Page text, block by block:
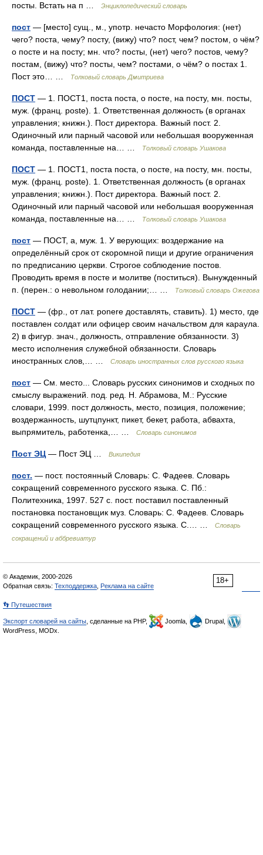
посты. Встать на п …
Энциклопедический словарь
пост — [место] сущ., м., употр. нечасто Морфология: (нет)
чего? поста, чему? посту, (вижу) что? пост, чем? постом, о чём?
о посте и на посту; мн. что? посты, (нет) чего? постов, чему?
постам, (вижу) что? посты, чем? постами, о чём? о постах 1.
Пост это… …
Толковый словарь Дмитриева
ПОСТ — 1. ПОСТ1, поста поста, о посте, на посту, мн. посты,
муж. (франц. poste). 1. Ответственная должность (в органах
управления; книжн.). Пост директора. Важный пост. 2.
Одиночный или парный часовой или небольшая вооруженная
команда, поставленные на… …
Толковый словарь Ушакова
ПОСТ — 1. ПОСТ1, поста поста, о посте, на посту, мн. посты,
муж. (франц. poste). 1. Ответственная должность (в органах
управления; книжн.). Пост директора. Важный пост. 2.
Одиночный или парный часовой или небольшая вооруженная
команда, поставленные на… …
Толковый словарь Ушакова
пост — ПОСТ, а, муж. 1. У верующих: воздержание на
определённый срок от скоромной пищи и другие ограничения
по предписанию церкви. Строгое соблюдение постов.
Проводить время в посте и молитве (поститься). Вынужденный
п. (перен.: о невольном голодании;… …
Толковый словарь Ожегова
ПОСТ — (фр., от лат. ponere доставлять, ставить). 1) место, где
поставлен солдат или офицер своим начальством для караула.
2) в фигур. знач., должность, отправление обязанности. 3)
место исполнения служебной обязанности. Словарь
иностранных слов,… …
Словарь иностранных слов русского языка
пост — См. место... Словарь русских синонимов и сходных по
смыслу выражений. под. ред. Н. Абрамова, М.: Русские
словари, 1999. пост должность, место, позиция, положение;
воздержанность, шутцпункт, пикет, бекет, работа, абвахта,
выпрямитель, работенка,… …
Словарь синонимов
Пост ЭЦ — Пост ЭЦ … Википедия
пост. — пост. постоянный Словарь: С. Фадеев. Словарь
сокращений современного русского языка. С. Пб.:
Политехника, 1997. 527 с. пост. поставил поставленный
постановка постановщик муз. Словарь: С. Фадеев. Словарь
сокращений современного русского языка. С.… …
Словарь
сокращений и аббревиатур
18+
© Академик, 2000-2026
Обратная связь: Техподдержка Реклама на сайте
👣 Путешествия
Экспорт словарей на сайты , сделанные на PHP, Joomla,
Drupal,
WordPress, MODx.